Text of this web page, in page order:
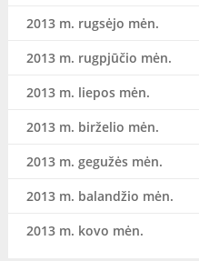
2013 m. rugsėjo mėn.
2013 m. rugpjūčio mėn.
2013 m. liepos mėn.
2013 m. birželio mėn.
2013 m. gegužės mėn.
2013 m. balandžio mėn.
2013 m. kovo mėn.